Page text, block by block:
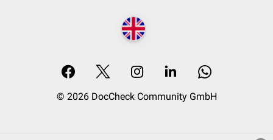
© 2026 DocCheck Community GmbH